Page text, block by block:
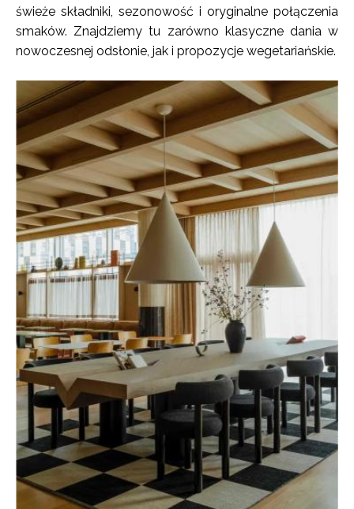
świeże składniki, sezonowość i oryginalne połączenia
smaków. Znajdziemy tu zarówno klasyczne dania w
nowoczesnej odsłonie, jak i propozycje wegetariańskie.